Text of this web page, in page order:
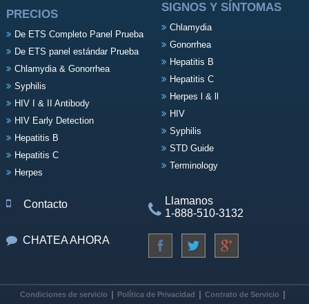
PRECIOS
De ETS Completo Panel Prueba
De ETS panel estándar Prueba
Chlamydia & Gonorrhea
Syphilis
HIV I & II Antibody
HIV Early Detection
Hepatitis B
Hepatitis C
Herpes
SIGNOS Y SÍNTOMAS
Chlamydia
Gonorrhea
Hepatitis B
Hepatitis C
Herpes l & ll
HIV
Syphilis
STD Guide
Terminology
Contacto
Llamanos
1-888-510-3132
CHATEA AHORA
Condiciones de servicio Política de Privacidad Contrato de Servicio